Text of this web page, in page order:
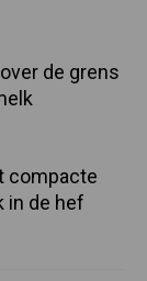
de grens
compacte
in de hef